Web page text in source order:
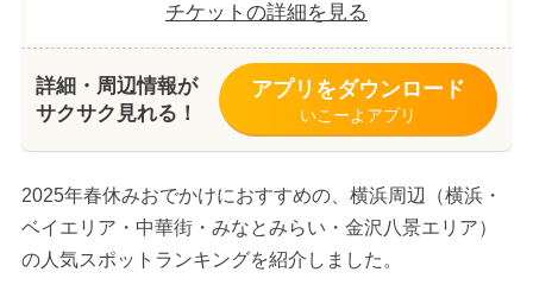
チケットの詳細を見る
詳細・周辺情報が
サクサク見れる！
アプリをダウンロード
いこーよアプリ
2025年春休みおでかけにおすすめの、横浜周辺（横浜・
ベイエリア・中華街・みなとみらい・金沢八景エリア）
の人気スポットランキングを紹介しました。